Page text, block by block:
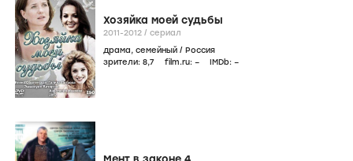
Хозяйка моей судьбы
2011-2012 / сериал
драма, семейный / Россия
зрители: 8,7 film.ru: – IMDb: –